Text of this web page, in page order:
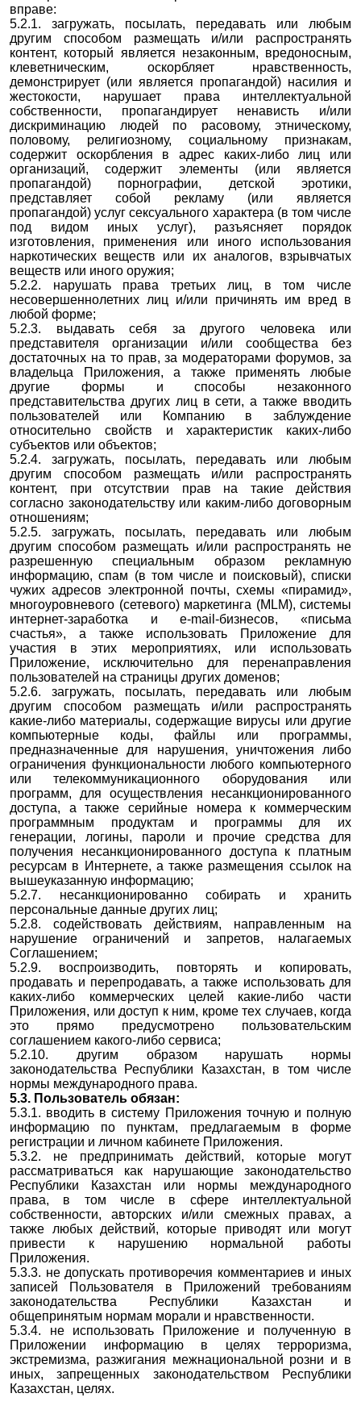
вправе:
5.2.1. загружать, посылать, передавать или любым
другим способом размещать и/или распространять
контент, который является незаконным, вредоносным,
клеветническим, оскорбляет нравственность,
демонстрирует (или является пропагандой) насилия и
жестокости, нарушает права интеллектуальной
собственности, пропагандирует ненависть и/или
дискриминацию людей по расовому, этническому,
половому, религиозному, социальному признакам,
содержит оскорбления в адрес каких-либо лиц или
организаций, содержит элементы (или является
пропагандой) порнографии, детской эротики,
представляет собой рекламу (или является
пропагандой) услуг сексуального характера (в том числе
под видом иных услуг), разъясняет порядок
изготовления, применения или иного использования
наркотических веществ или их аналогов, взрывчатых
веществ или иного оружия;
5.2.2. нарушать права третьих лиц, в том числе
несовершеннолетних лиц и/или причинять им вред в
любой форме;
5.2.3. выдавать себя за другого человека или
представителя организации и/или сообщества без
достаточных на то прав, за модераторами форумов, за
владельца Приложения, а также применять любые
другие формы и способы незаконного
представительства других лиц в сети, а также вводить
пользователей или Компанию в заблуждение
относительно свойств и характеристик каких-либо
субъектов или объектов;
5.2.4. загружать, посылать, передавать или любым
другим способом размещать и/или распространять
контент, при отсутствии прав на такие действия
согласно законодательству или каким-либо договорным
отношениям;
5.2.5. загружать, посылать, передавать или любым
другим способом размещать и/или распространять не
разрешенную специальным образом рекламную
информацию, спам (в том числе и поисковый), списки
чужих адресов электронной почты, схемы «пирамид»,
многоуровневого (сетевого) маркетинга (MLM), системы
интернет-заработка и e-mail-бизнесов, «письма
счастья», а также использовать Приложение для
участия в этих мероприятиях, или использовать
Приложение, исключительно для перенаправления
пользователей на страницы других доменов;
5.2.6. загружать, посылать, передавать или любым
другим способом размещать и/или распространять
какие-либо материалы, содержащие вирусы или другие
компьютерные коды, файлы или программы,
предназначенные для нарушения, уничтожения либо
ограничения функциональности любого компьютерного
или телекоммуникационного оборудования или
программ, для осуществления несанкционированного
доступа, а также серийные номера к коммерческим
программным продуктам и программы для их
генерации, логины, пароли и прочие средства для
получения несанкционированного доступа к платным
ресурсам в Интернете, а также размещения ссылок на
вышеуказанную информацию;
5.2.7. несанкционированно собирать и хранить
персональные данные других лиц;
5.2.8. содействовать действиям, направленным на
нарушение ограничений и запретов, налагаемых
Соглашением;
5.2.9. воспроизводить, повторять и копировать,
продавать и перепродавать, а также использовать для
каких-либо коммерческих целей какие-либо части
Приложения, или доступ к ним, кроме тех случаев, когда
это прямо предусмотрено пользовательским
соглашением какого-либо сервиса;
5.2.10. другим образом нарушать нормы
законодательства Республики Казахстан, в том числе
нормы международного права.
5.3. Пользователь обязан:
5.3.1. вводить в систему Приложения точную и полную
информацию по пунктам, предлагаемым в форме
регистрации и личном кабинете Приложения.
5.3.2. не предпринимать действий, которые могут
рассматриваться как нарушающие законодательство
Республики Казахстан или нормы международного
права, в том числе в сфере интеллектуальной
собственности, авторских и/или смежных правах, а
также любых действий, которые приводят или могут
привести к нарушению нормальной работы
Приложения.
5.3.3. не допускать противоречия комментариев и иных
записей Пользователя в Приложений требованиям
законодательства Республики Казахстан и
общепринятым нормам морали и нравственности.
5.3.4. не использовать Приложение и полученную в
Приложении информацию в целях терроризма,
экстремизма, разжигания межнациональной розни и в
иных, запрещенных законодательством Республики
Казахстан, целях.